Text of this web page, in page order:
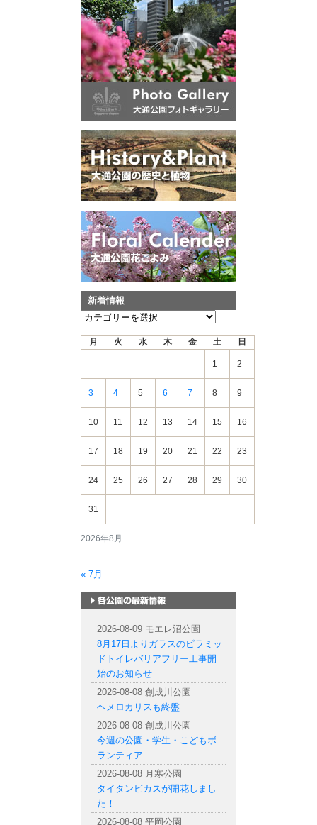
新着情報
新
2026年8月
月 火 水 木 金 土 日
1 2
3 4 5 6 7 8 9
10 11 12 13 14 15 16
17 18 19 20 21 22 23
24 25 26 27 28 29 30
31
« 7月
2026-08-09 モエレ沼公園
8月17日よりガラスのピラミッ
ドトイレバリアフリー工事開
始のお知らせ
2026-08-08 創成川公園
ヘメロカリスも終盤
2026-08-08 創成川公園
今週の公園・学生・こどもボ
ランティア
2026-08-08 月寒公園
タイタンビカスが開花しまし
た！
2026-08-08 平岡公園